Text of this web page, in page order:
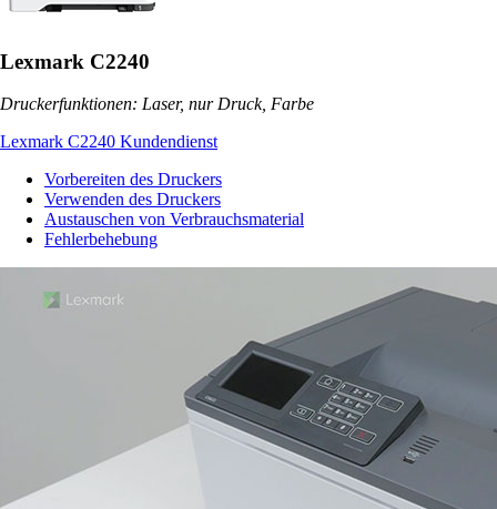
Lexmark C2240
Druckerfunktionen: Laser, nur Druck, Farbe
Lexmark C2240 Kundendienst
Vorbereiten des Druckers
Verwenden des Druckers
Austauschen von Verbrauchsmaterial
Fehlerbehebung